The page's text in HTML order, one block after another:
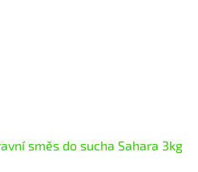
směs do sucha Sahara 3kg